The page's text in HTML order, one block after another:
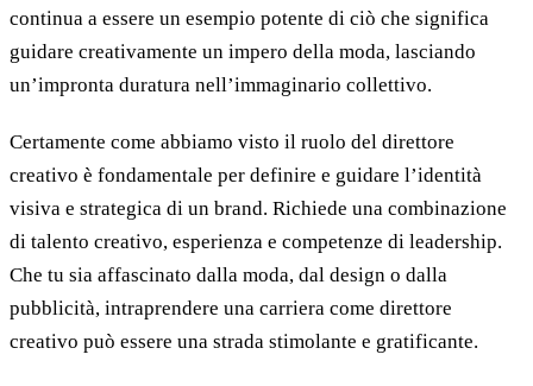
continua a essere un esempio potente di ciò che significa
guidare creativamente un impero della moda, lasciando
un’impronta duratura nell’immaginario collettivo.
Certamente come abbiamo visto il ruolo del direttore
creativo è fondamentale per definire e guidare l’identità
visiva e strategica di un brand. Richiede una combinazione
di talento creativo, esperienza e competenze di leadership.
Che tu sia affascinato dalla moda, dal design o dalla
pubblicità, intraprendere una carriera come direttore
creativo può essere una strada stimolante e gratificante.